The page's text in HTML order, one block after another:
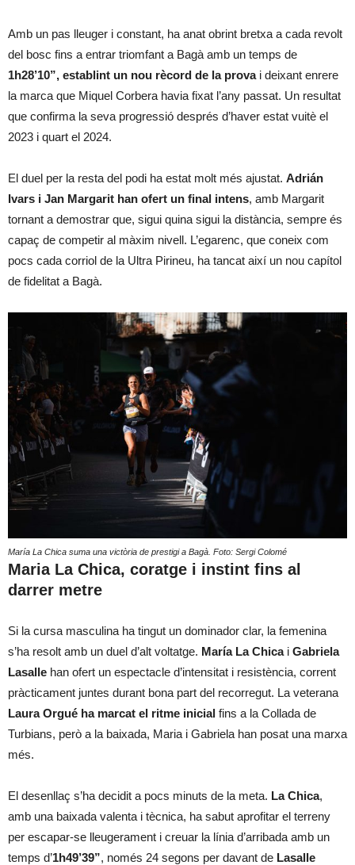
Amb un pas lleuger i constant, ha anat obrint bretxa a cada revolt
del bosc fins a entrar triomfant a Bagà amb un temps de
1h28’10”, establint un nou rècord de la prova i deixant enrere
la marca que Miquel Corbera havia fixat l’any passat. Un resultat
que confirma la seva progressió després d’haver estat vuitè el
2023 i quart el 2024.
El duel per la resta del podi ha estat molt més ajustat. Adrián
Ivars i Jan Margarit han ofert un final intens, amb Margarit
tornant a demostrar que, sigui quina sigui la distància, sempre és
capaç de competir al màxim nivell. L’egarenc, que coneix com
pocs cada corriol de la Ultra Pirineu, ha tancat així un nou capítol
de fidelitat a Bagà.
María La Chica suma una victòria de prestigi a Bagà. Foto: Sergi Colomé
Maria La Chica, coratge i instint fins al
darrer metre
Si la cursa masculina ha tingut un dominador clar, la femenina
s’ha resolt amb un duel d’alt voltatge. María La Chicai Gabriela
Lasalle han ofert un espectacle d’intensitat i resistència, corrent
pràcticament juntes durant bona part del recorregut. La veterana
Laura Orgué ha marcat el ritme inicial fins a la Collada de
Turbians, però a la baixada, Maria i Gabriela han posat una marxa
més.
El desenllaç s’ha decidit a pocs minuts de la meta. La Chica,
amb una baixada valenta i tècnica, ha sabut aprofitar el terreny
per escapar-se lleugerament i creuar la línia d’arribada amb un
temps d’1h49’39”, només 24 segons per davant de Lasalle